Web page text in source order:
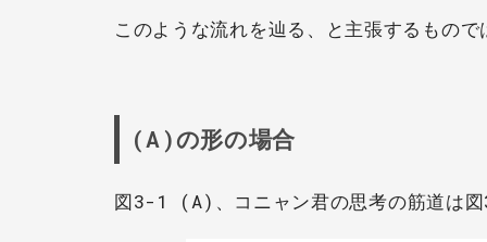
このような流れを辿る、と主張するもの
(A)の形の場合
図3-1 (A)、コニャン君の思考の筋道は